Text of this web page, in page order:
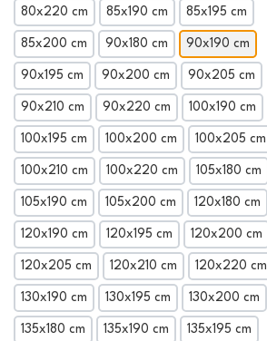
80x220 cm 85x190 cm 85x195 cm
85x200 cm 90x180 cm 90x190 cm
90x195 cm 90x200 cm 90x205 cm
90x210 cm 90x220 cm 100x190 cm
100x195 cm 100x200 cm 100x205 cm
100x210 cm 100x220 cm 105x180 cm
105x190 cm 105x200 cm 120x180 cm
120x190 cm 120x195 cm 120x200 cm
120x205 cm 120x210 cm 120x220 cm
130x190 cm 130x195 cm 130x200 cm
135x180 cm 135x190 cm 135x195 cm